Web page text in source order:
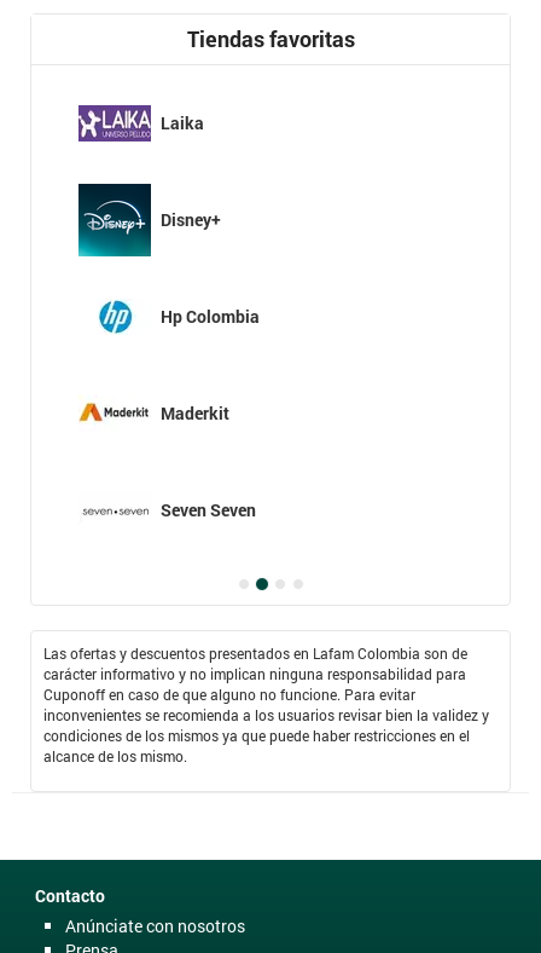
Tiendas favoritas
Laika
Disney+
Hp Colombia
Maderkit
Seven Seven
Las ofertas y descuentos presentados en Lafam Colombia son de
carácter informativo y no implican ninguna responsabilidad para
Cuponoff en caso de que alguno no funcione. Para evitar
inconvenientes se recomienda a los usuarios revisar bien la validez y
condiciones de los mismos ya que puede haber restricciones en el
alcance de los mismo.
Contacto
Anúnciate con nosotros